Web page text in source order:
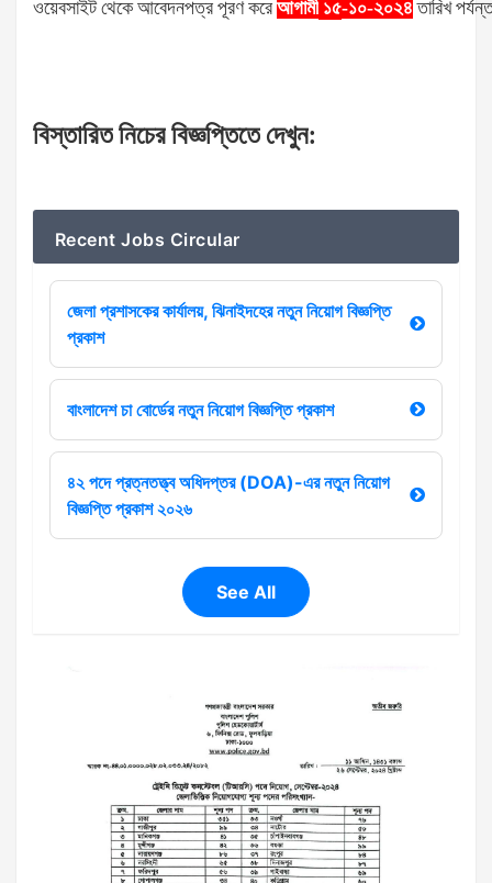
ওয়েবসাইট থেকে আবেদনপত্র পূরণ করে আগামী ১৫-১০-২০২৪ তারিখ
বিস্তারিতনিচেরবিজ্ঞপ্তিতে দেখুন:
Recent Jobs Circular
জেলা প্রশাসকের কার্যালয়, ঝিনাইদহের নতুন নিয়োগ বিজ্ঞপ্তি
প্রকাশ
বাংলাদেশ চা বোর্ডের নতুন নিয়োগ বিজ্ঞপ্তি প্রকাশ
৪২ পদে প্রত্নতত্ত্ব অধিদপ্তর (DOA)-এর নতুন নিয়োগ
বিজ্ঞপ্তি প্রকাশ ২০২৬
See All